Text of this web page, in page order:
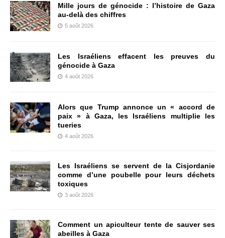
Mille jours de génocide : l’histoire de Gaza
au-delà des chiffres
5 août 2026
Les Israéliens effacent les preuves du
génocide à Gaza
4 août 2026
Alors que Trump annonce un « accord de
paix » à Gaza, les Israéliens multiplie les
tueries
4 août 2026
Les Israéliens se servent de la Cisjordanie
comme d’une poubelle pour leurs déchets
toxiques
3 août 2026
Comment un apiculteur tente de sauver ses
abeilles à Gaza